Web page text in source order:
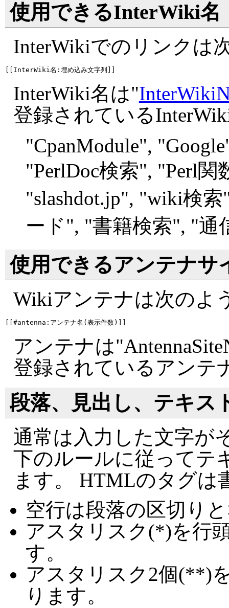
使用できるInterWiki名
InterWikiでのリンクは
InterWiki名は"
登録されている
"CpanModule", "
"PerlDoc検索", "Perl関
"slashdot.jp", "wiki検索
ード", "書籍検索", "通
使用できるアンテナサ
Wikiアンテナは次のよ
アンテナは
登録されているアンテ
段落、見出し、テキス
通常は入力した文字が
下のルールに従ってテ
ます。 HTMLのタグは
空行は段落の区切り
アスタリスク(*)を行
す。
アスタリスク2個(**)
ります。